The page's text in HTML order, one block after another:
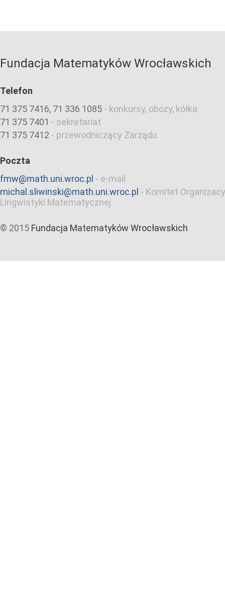
Fundacja Matematyków Wrocławskich
Telefon
71 375 7416, 71 336 1085 - konkursy, obozy, kółka
71 375 7401 - sekretariat
71 375 7412 - przewodniczący Zarządu
Poczta
fmw@math.uni.wroc.pl - e-mail
michal.sliwinski@math.uni.wroc.pl - Komitet
Lingwistyki Matematycznej
© 2015 Fundacja Matematyków Wrocławskich